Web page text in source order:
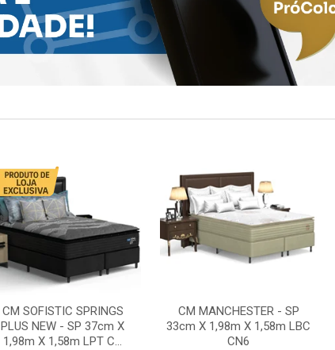
CM SOFISTIC SPRINGS
PLUS NEW - SP 37cm X
1,98m X 1,58m LPT C...
CM MANCHESTER - SP
33cm X 1,98m X 1,58m LBC
CN6